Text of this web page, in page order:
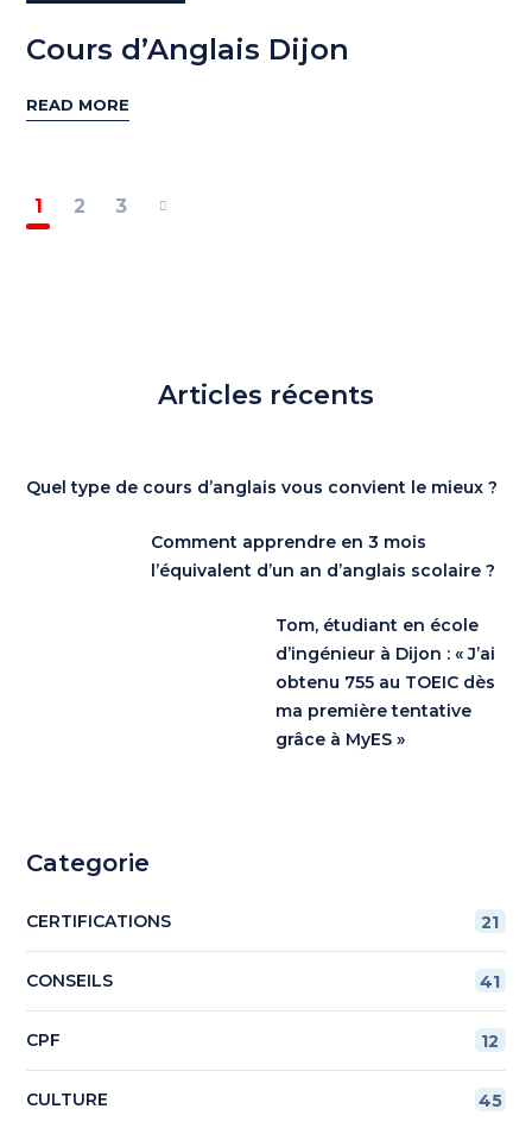
Cours d’Anglais Dijon
READ MORE
1 2 3
Articles récents
Quel type de cours d’anglais vous convient le mieux ?
Comment apprendre en 3 mois
l’équivalent d’un an d’anglais scolaire ?
Tom, étudiant en école
d’ingénieur à Dijon : « J’ai
obtenu 755 au TOEIC dès
ma première tentative
grâce à MyES »
Categorie
CERTIFICATIONS 21
CONSEILS 41
CPF 12
CULTURE 45